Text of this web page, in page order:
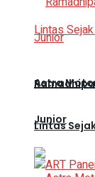
Junior
Astra
Lintas